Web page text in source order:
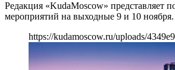
Редакция «KudaMoscow» представляет
мероприятий на выходные 9 и 10 ноября.
https://kudamoscow.ru/uploads/